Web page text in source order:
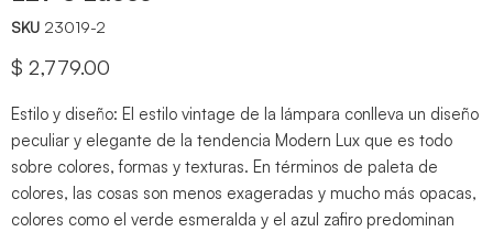
SKU 23019-2
Precio actual
$ 2,779.00
Estilo y diseño: El estilo vintage de la lámpara conlleva un diseño
peculiar y elegante de la tendencia Modern Lux que es todo
sobre colores, formas y texturas. En términos de paleta de
colores, las cosas son menos exageradas y mucho más opacas,
colores como el verde esmeralda y el azul zafiro predominan